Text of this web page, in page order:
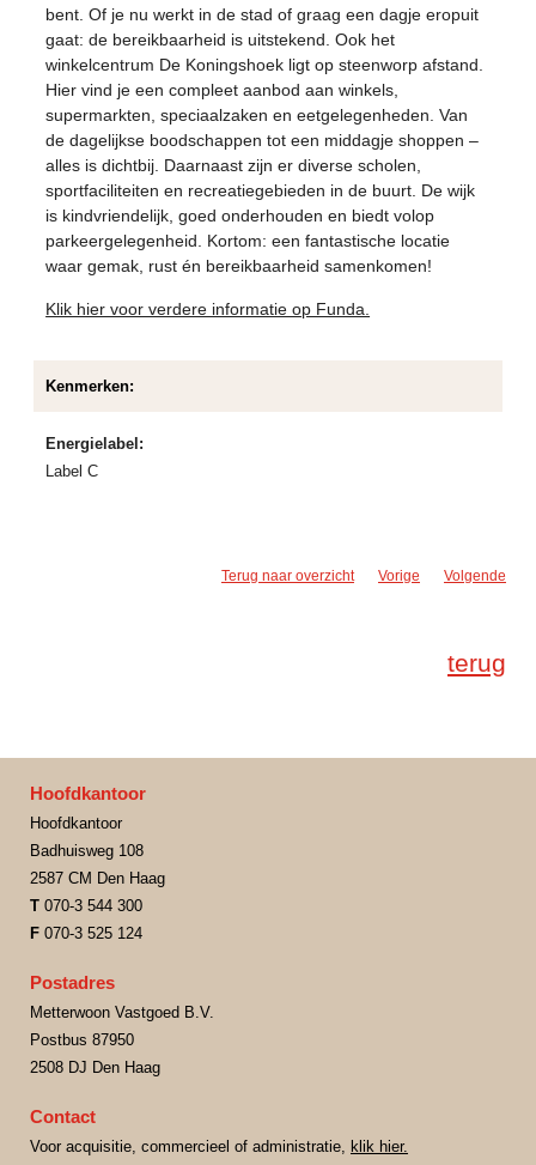
bent. Of je nu werkt in de stad of graag een dagje eropuit
gaat: de bereikbaarheid is uitstekend. Ook het
winkelcentrum De Koningshoek ligt op steenworp afstand.
Hier vind je een compleet aanbod aan winkels,
supermarkten, speciaalzaken en eetgelegenheden. Van
de dagelijkse boodschappen tot een middagje shoppen –
alles is dichtbij. Daarnaast zijn er diverse scholen,
sportfaciliteiten en recreatiegebieden in de buurt. De wijk
is kindvriendelijk, goed onderhouden en biedt volop
parkeergelegenheid. Kortom: een fantastische locatie
waar gemak, rust én bereikbaarheid samenkomen!
Klik hier voor verdere informatie op Funda.
Kenmerken:
Energielabel:
Label C
Terug naar overzicht Vorige Volgende
terug
Hoofdkantoor
Hoofdkantoor
Badhuisweg 108
2587 CM Den Haag
T 070-3 544 300
F 070-3 525 124
Postadres
Metterwoon Vastgoed B.V.
Postbus 87950
2508 DJ Den Haag
Contact
Voor acquisitie, commercieel of administratie, klik hier.